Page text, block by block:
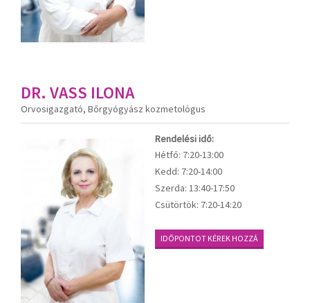
DR. VASS ILONA
Orvosigazgató, Bőrgyógyász kozmetológus
Rendelési idő:
Hétfő: 7:20-13:00
Kedd: 7:20-14:00
Szerda: 13:40-17:50
Csütörtök: 7:20-14:20
IDŐPONTOT KÉREK HOZZÁ